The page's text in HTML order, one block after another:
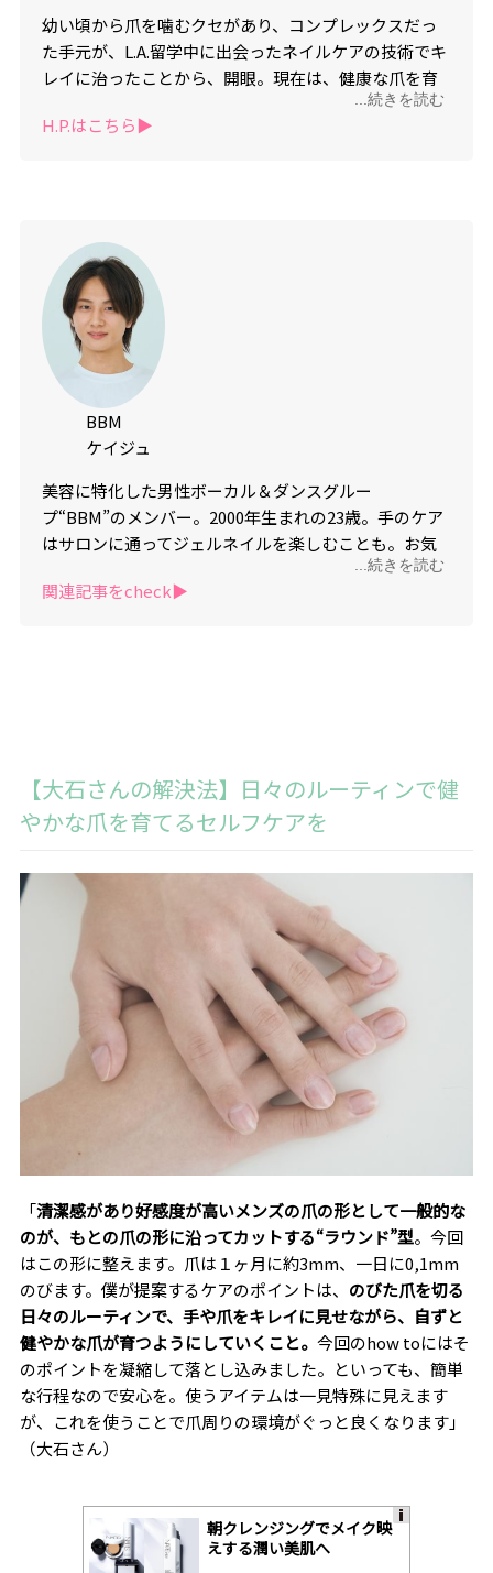
幼い頃から爪を噛むクセがあり、コンプレックスだっ
た手元が、L.A.留学中に出会ったネイルケアの技術でキ
レイに治ったことから、開眼。現在は、 健康な爪を育
てながら爪を美しくすることをモットーに、代々木上
原で完全個室のネイルサロンを経営。メンズも落ち着
KTM NAIL住所●
UEHARA204
...続きを読む
H.P.はこちら▶︎
BBM
ケイジュ
美容に特化した男性ボーカル＆ダンスグルー
プ“BBM”のメンバー。2000年生まれの23歳。手のケア
はサロンに通ってジェルネイルを楽しむことも。お気
に入りのカラー＆アートのネイルはインスタでも見れ
る。自身も美容動画を発信中。insta @keiju.00
...続きを読む
関連記事をcheck▶︎
【大石さんの解決法】日々のルーティンで健
やかな爪を育てるセルフケアを
「清潔感があり好感度が高いメンズの爪の形として一般的な
のが、もとの爪の形に沿ってカットする“ラウンド”型。今回
はこの形に整えます。爪は１ヶ月に約3mm、一日に0,1mm
のびます。僕が提案するケアのポイントは、 のびた爪を切る
日々のルーティンで、手や爪をキレイに見せながら、自ずと
健やかな爪が育つようにしていくこと。 今回のhow toにはそ
のポイントを凝縮して落とし込みました。といっても、簡単
な行程なので安心を。使うアイテムは一見特殊に見えます
が、これを使うことで爪周りの環境がぐっと良くなります」
（大石さん）
朝クレンジングでメイク映
えする潤い美肌へ